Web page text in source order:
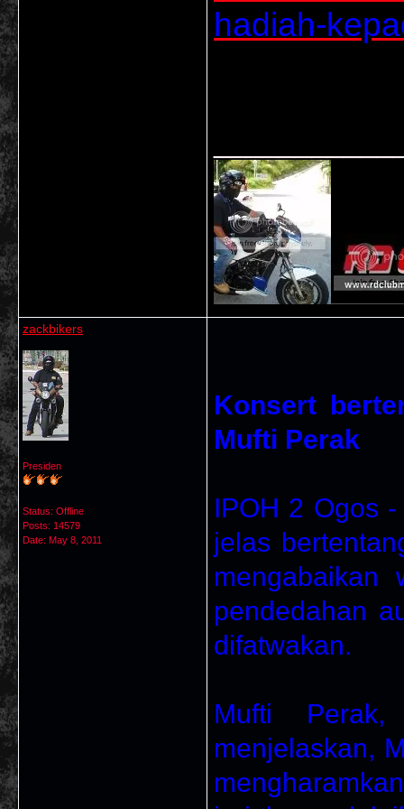
hadiah-
zackbikers
Presiden
Status: Offline
Posts: 14579
Date: May 8, 2011
Konsert
Mufti Perak
IPOH 2 Ogos
jelas
mengabaikan
pendedahan
difatwakan.
Mufti
menjelaskan,